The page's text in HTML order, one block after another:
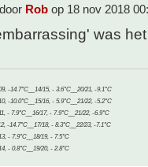
door Rob op 18 nov 2018
was
-14.7°C__14/15, - 3.6°C__20/21, -9.1°C
-10.0°C__15/16, - 5.9°C__21/22, -5.2°C
- 7.9°C__16/17, - 7.9°C__21/22, -6.9°C
-14.7°C__17/18, - 8.3°C__22/23, -7.1°C
- 7.9°C__18/19, - 7.5°C
- 0.8°C__19/20, - 2.8°C